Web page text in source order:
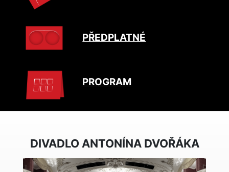
PŘEDPLATNÉ
PROGRAM
DIVADLO ANTONÍNA DVOŘÁKA